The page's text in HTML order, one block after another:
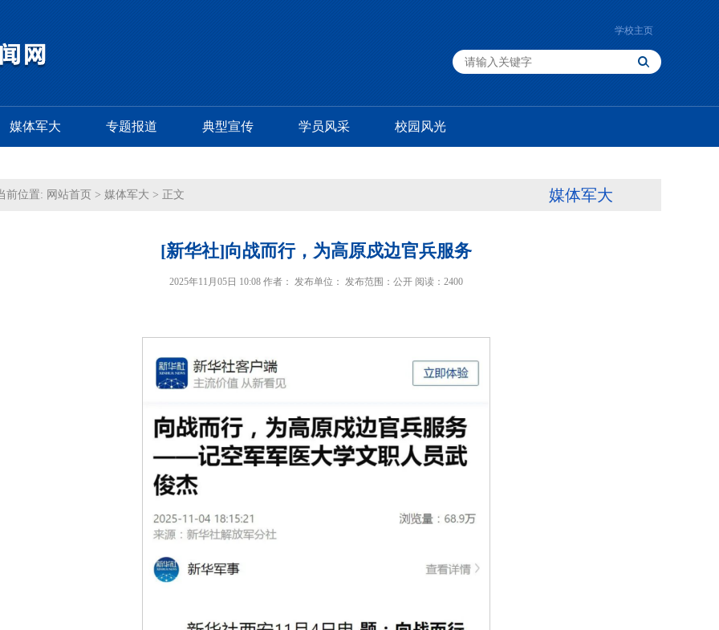
学校主页
媒体军大 专题报道 典型宣传 学员风采 校园风光
前位置: 网站首页 > 媒体军大 > 正文 媒体军大
[新华社]向战而行，为高原戍边官兵服务
2025年11月05日 10:08 作者： 发布单位： 发布范围：公开 阅读： 2400